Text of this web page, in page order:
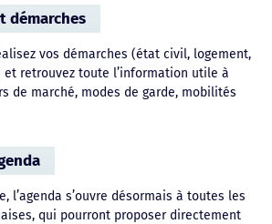
démarches
vos démarches (état civil, logement,
retrouvez toute l’information utile à
de marché, modes de garde, mobilités
l’agenda s’ouvre désormais à toutes les
qui pourront proposer directement